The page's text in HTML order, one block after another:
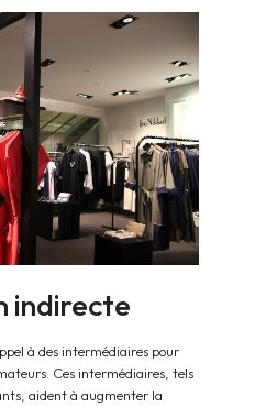
indirecte
à des intermédiaires pour
Ces intermédiaires, tels
aident à augmenter la